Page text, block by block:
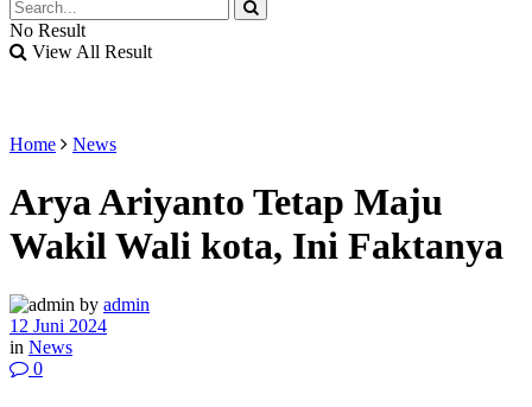
No Result
View All Result
Home News
Arya Ariyanto Tetap Maju
Wakil Wali kota, Ini Faktanya
by admin
12 Juni 2024
in News
0